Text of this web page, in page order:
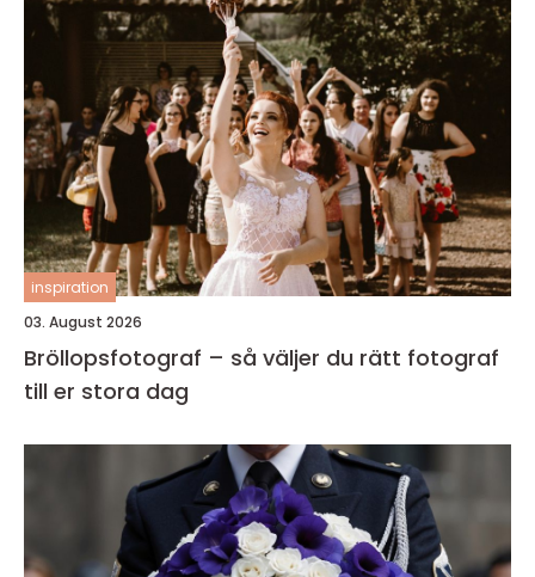
inspiration
03. August 2026
Bröllopsfotograf – så väljer du rätt fotograf
till er stora dag